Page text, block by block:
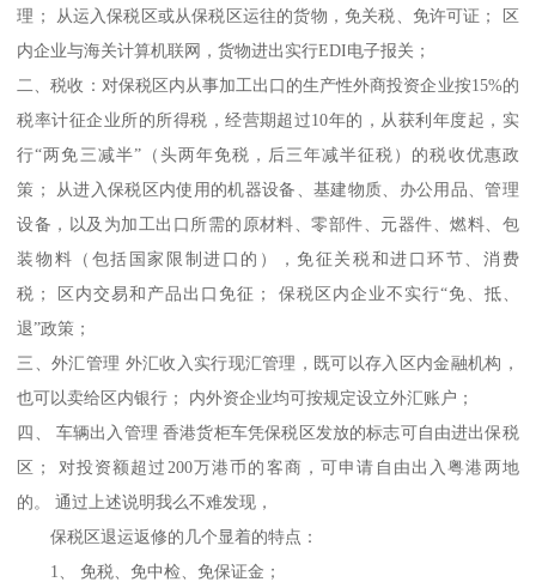
理； 从运入保税区或从保税区运往的货物，免关税、免许可证； 区
内企业与海关计算机联网，货物进出实行EDI电子报关；
二、税收：对保税区内从事加工出口的生产性外商投资企业按15%的
税率计征企业所的所得税，经营期超过10年的，从获利年度起，实
行“两免三减半”（头两年免税，后三年减半征税）的税收优惠政
策； 从进入保税区内使用的机器设备、基建物质、办公用品、管理
设备，以及为加工出口所需的原材料、零部件、元器件、燃料、包
装物料（包括国家限制进口的），免征关税和进口环节、消费
税； 区内交易和产品出口免征； 保税区内企业不实行“免、抵、
退”政策；
三、外汇管理 外汇收入实行现汇管理，既可以存入区内金融机构，
也可以卖给区内银行； 内外资企业均可按规定设立外汇账户；
四、 车辆出入管理 香港货柜车凭保税区发放的标志可自由进出保税
区； 对投资额超过200万港币的客商，可申请自由出入粤港两地
的。 通过上述说明我么不难发现，
保税区退运返修的几个显着的特点：
1、 免税、免中检、免保证金；